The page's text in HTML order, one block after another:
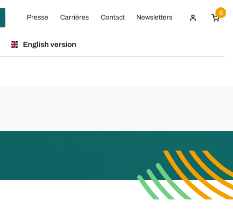
Presse Carrières Contact Newsletters
0
English version